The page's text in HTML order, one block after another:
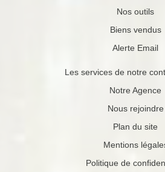
Nos outils
Biens vendus
Alerte Email
Les services de notre
Notre Agence
Nous rejoindre
Plan du site
Mentions
Politique de